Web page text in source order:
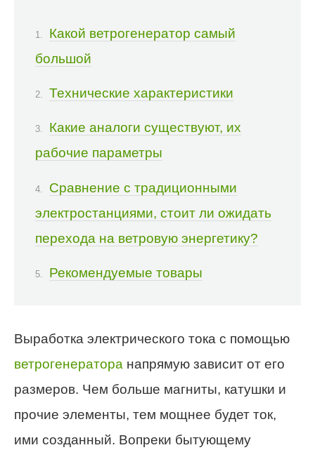
Какой ветрогенератор самый
большой
Технические характеристики
Какие аналоги существуют, их
рабочие параметры
Сравнение с традиционными
электростанциями, стоит ли ожидать
перехода на ветровую энергетику?
Рекомендуемые товары
Выработка электрического тока с помощью
ветрогенератора напрямую зависит от его
размеров. Чем больше магниты, катушки и
прочие элементы, тем мощнее будет ток,
ими созданный. Вопреки бытующему